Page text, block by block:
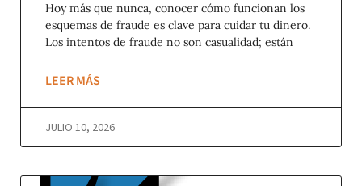
Hoy más que nunca, conocer cómo funcionan los
esquemas de fraude es clave para cuidar tu dinero.
Los intentos de fraude no son casualidad; están
LEER MÁS
JULIO 10, 2026